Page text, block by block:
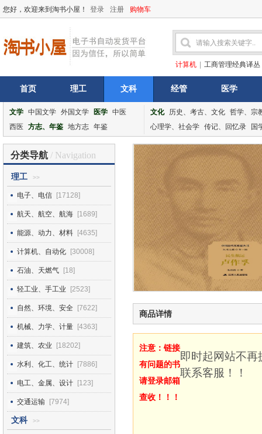
您好，欢迎来到淘书小屋！ 登录 注册 购物车
计算机 工商管理经典译丛
首页 理工 文科 经管 医学
文学 中国文学 外国文学 医学 中医
西医
方志、年鉴 地方志 年鉴
文化 历史、考古、文化 哲学、宗
心理学、社会学 传记、回忆录 国
分类导航 / Navigation
理工 >>
电子、电信 [17128]
航天、航空、航海 [1689]
能源、动力、材料 [4635]
计算机、自动化 [30008]
石油、天燃气 [18]
轻工业、手工业 [2523]
自然、环境、安全 [7622]
机械、力学、计量 [4363]
建筑、农业 [18202]
水利、化工、统计 [7886]
电工、金属、设计 [123]
交通运输 [7974]
文科 >>
商品详情
注意：链接
有问题的书
请登录邮箱
查收！！！
即时起网站不
联系客服！！